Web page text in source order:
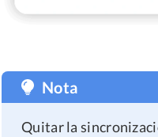
Nota
Quitar la